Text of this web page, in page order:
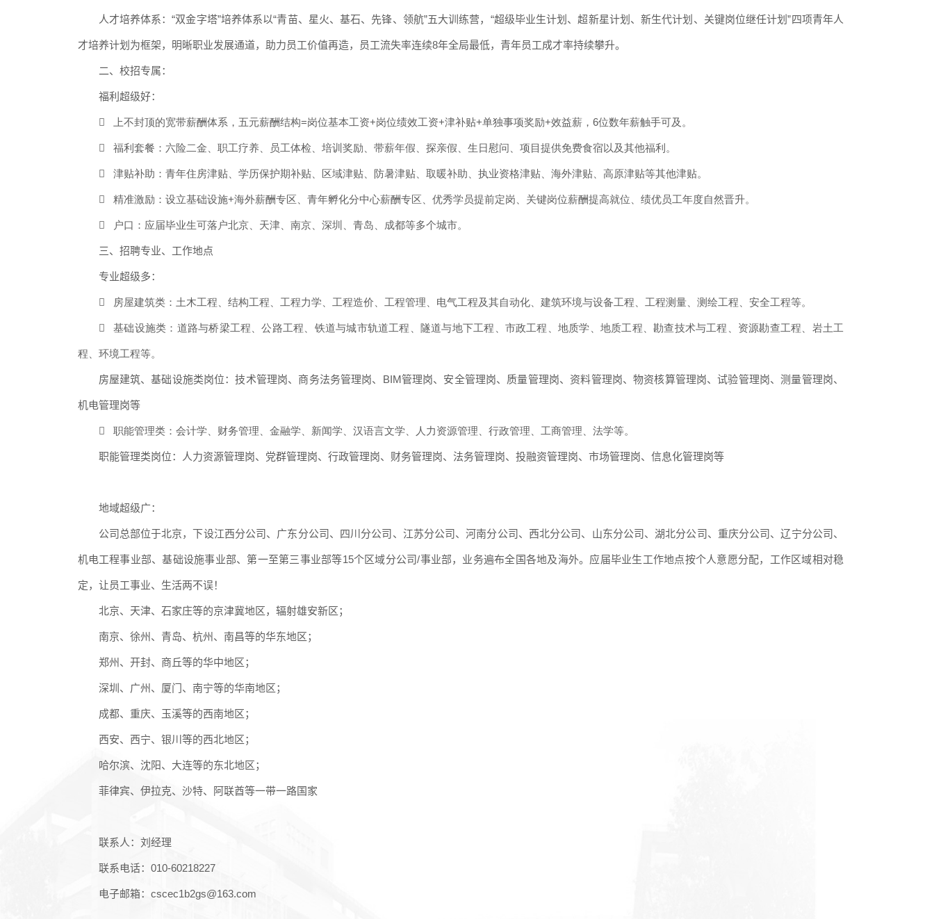
人才培养体系：“双金字塔”培养体系以“青苗、星火、基石、先锋、领航”五大训练营，“超级毕业生计划、超新星计划、新生代计划、关键岗位继任计划”四项青年人
才培养计划为框架，明晰职业发展通道，助力员工价值再造，员工流失率连续8年全局最低，青年员工成才率持续攀升。
二、校招专属：
福利超级好：
 上不封顶的宽带薪酬体系，五元薪酬结构=岗位基本工资+岗位绩效工资+津补贴+单独事项奖励+效益薪，6位数年薪触手可及。
 福利套餐：六险二金、职工疗养、员工体检、培训奖励、带薪年假、探亲假、生日慰问、项目提供免费食宿以及其他福利。
 津贴补助：青年住房津贴、学历保护期补贴、区域津贴、防暑津贴、取暖补助、执业资格津贴、海外津贴、高原津贴等其他津贴。
 精准激励：设立基础设施+海外薪酬专区、青年孵化分中心薪酬专区、优秀学员提前定岗、关键岗位薪酬提高就位、绩优员工年度自然晋升。
 户口：应届毕业生可落户北京、天津、南京、深圳、青岛、成都等多个城市。
三、招聘专业、工作地点
专业超级多：
 房屋建筑类：土木工程、结构工程、工程力学、工程造价、工程管理、电气工程及其自动化、建筑环境与设备工程、工程测量、测绘工程、安全工程等。
 基础设施类：道路与桥梁工程、公路工程、铁道与城市轨道工程、隧道与地下工程、市政工程、地质学、地质工程、勘查技术与工程、资源勘查工程、岩土工
程、环境工程等。
房屋建筑、基础设施类岗位：技术管理岗、商务法务管理岗、 BIM管理岗、安全管理岗、质量管理岗、资料管理岗、物资核算管理岗、试验管理岗、测量管理岗、
机电管理岗等
 职能管理类：会计学、财务管理、金融学、新闻学、汉语言文学、人力资源管理、行政管理、工商管理、法学等。
职能管理类岗位：人力资源管理岗、党群管理岗、行政管理岗、财务管理岗、法务管理岗、投融资管理岗、市场管理岗、信息化管理岗等
地域超级广：
公司总部位于北京，下设江西分公司、广东分公司、四川分公司、江苏分公司、河南分公司、西北分公司、山东分公司、湖北分公司、重庆分公司、辽宁分公司、
机电工程事业部、基础设施事业部、第一至第三事业部等15个区域分公司/事业部，业务遍布全国各地及海外。应届毕业生工作地点按个人意愿分配，工作区域相对稳
定，让员工事业、生活两不误！
北京、天津、石家庄等的京津冀地区，辐射雄安新区；
南京、徐州、青岛、杭州、南昌等的华东地区；
郑州、开封、商丘等的华中地区；
深圳、广州、厦门、南宁等的华南地区；
成都、重庆、玉溪等的西南地区；
西安、西宁、银川等的西北地区；
哈尔滨、沈阳、大连等的东北地区；
菲律宾、伊拉克、沙特、阿联酋等一带一路国家
联系人：刘经理
联系电话： 010-60218227
电子邮箱： cscec1b2gs@163.com